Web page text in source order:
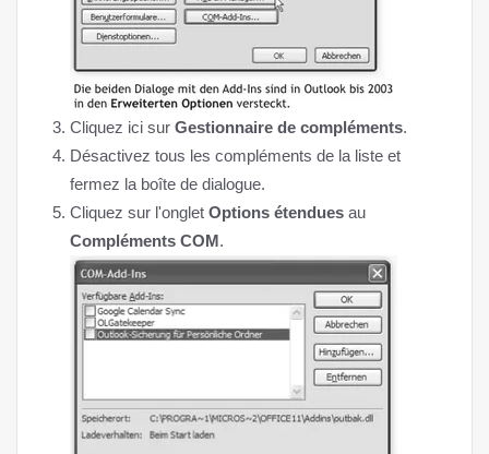
Cliquez ici sur Gestionnaire de compléments.
Désactivez tous les compléments de la liste et
fermez la boîte de dialogue.
Cliquez sur l'onglet Options étendues au
Compléments COM.